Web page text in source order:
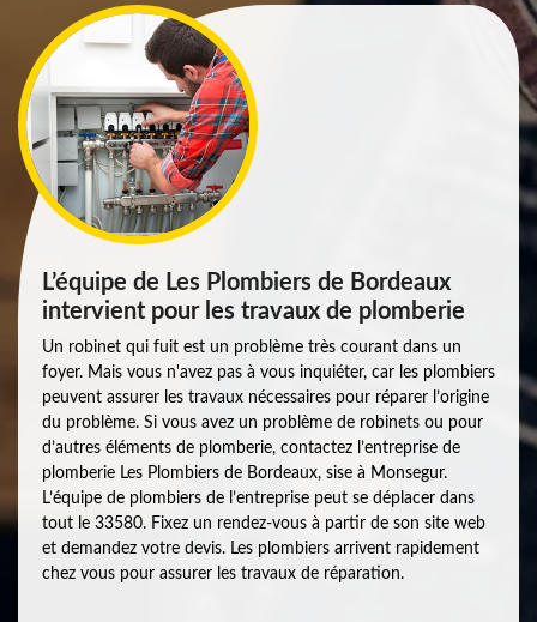
L’équipe de Les Plombiers de Bordeaux
intervient pour les travaux de plomberie
Un robinet qui fuit est un problème très courant dans un
foyer. Mais vous n'avez pas à vous inquiéter, car les plombiers
peuvent assurer les travaux nécessaires pour réparer l’origine
du problème. Si vous avez un problème de robinets ou pour
d’autres éléments de plomberie, contactez l’entreprise de
plomberie Les Plombiers de Bordeaux, sise à Monsegur.
L’équipe de plombiers de l’entreprise peut se déplacer dans
tout le 33580. Fixez un rendez-vous à partir de son site web
et demandez votre devis. Les plombiers arrivent rapidement
chez vous pour assurer les travaux de réparation.